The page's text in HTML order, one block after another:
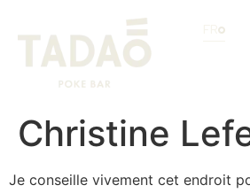
Christine
Je conseille vivement cet endroit